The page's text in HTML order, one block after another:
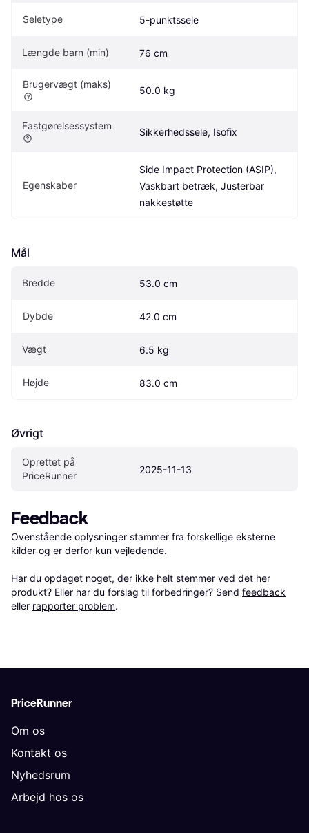
Seletype 5-punktssele
Længde barn (min) 76 cm
Brugervægt (maks)
50.0 kg
Fastgørelsessystem
Sikkerhedssele, Isofix
Egenskaber
Side Impact Protection (ASIP),
Vaskbart betræk, Justerbar
nakkestøtte
Mål
Bredde 53.0 cm
Dybde 42.0 cm
Vægt 6.5 kg
Højde 83.0 cm
Øvrigt
Oprettet på
PriceRunner
2025-11-13
Feedback
Ovenstående oplysninger stammer fra forskellige eksterne
kilder og er derfor kun vejledende.
Har du opdaget noget, der ikke helt stemmer ved det her
produkt? Eller har du forslag til forbedringer? Send feedback
eller rapporter problem.
PriceRunner
Om os
Kontakt os
Nyhedsrum
Arbejd hos os